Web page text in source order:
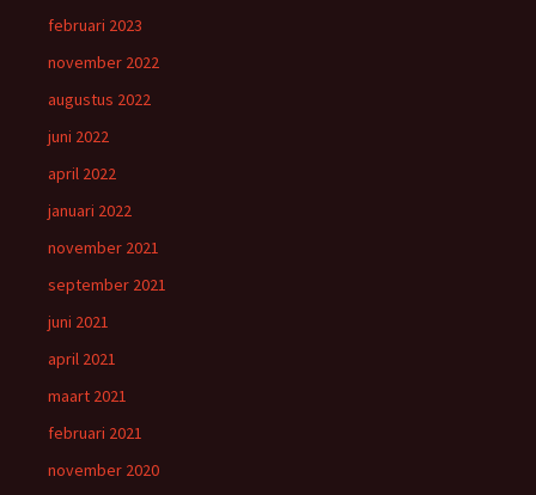
februari 2023
november 2022
augustus 2022
juni 2022
april 2022
januari 2022
november 2021
september 2021
juni 2021
april 2021
maart 2021
februari 2021
november 2020